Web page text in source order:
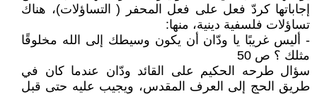
إجاباتها كردّ فعل على فعل المحفر ( التساؤلات)، هناك
تساؤلات فلسفية دينية، منها:
- أليس غريبًا يا ودّان أن يكون وسيطك إلى الله مخلوقًا
مثلك ؟ ص 50
سؤال طرحه الحكيم على القائد ودّان عندما كان في
طريق الحج إلى العرف المقدس، ويجيب عليه حتى قبل